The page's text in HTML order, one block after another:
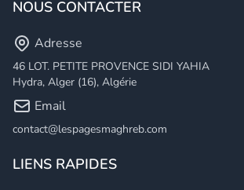
NOUS CONTACTER
Adresse
46 LOT. PETITE PROVENCE SIDI YAHIA
Hydra, Alger (16), Algérie
Email
contact@lespagesmaghreb.com
LIENS RAPIDES